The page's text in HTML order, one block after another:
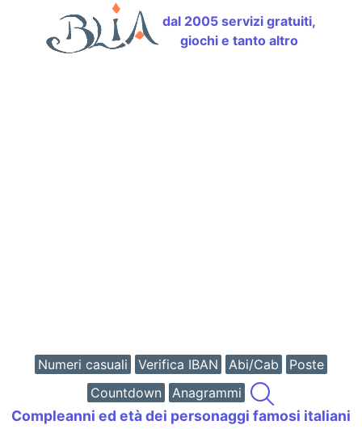
dal 2005 servizi gratuiti,
giochi e tanto altro
Numeri casuali Verifica IBAN Abi/Cab
Poste
Countdown
Anagrammi
Compleanni ed età dei personaggi famosi italiani